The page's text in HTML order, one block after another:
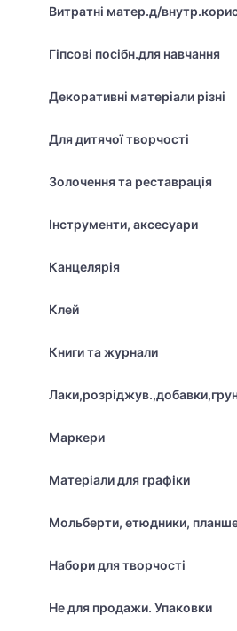
Витратні матер.д/
Гіпсові посібн.для навчання
Декоративні матеріали різні
Для дитячої творчості
Золочення та реставрація
Інструменти, аксесуари
Канцелярія
Клей
Книги та журнали
Маркери
Матеріали для графіки
Мольберти, етюдники,
Набори для творчості
Не для продажи. Упаковки